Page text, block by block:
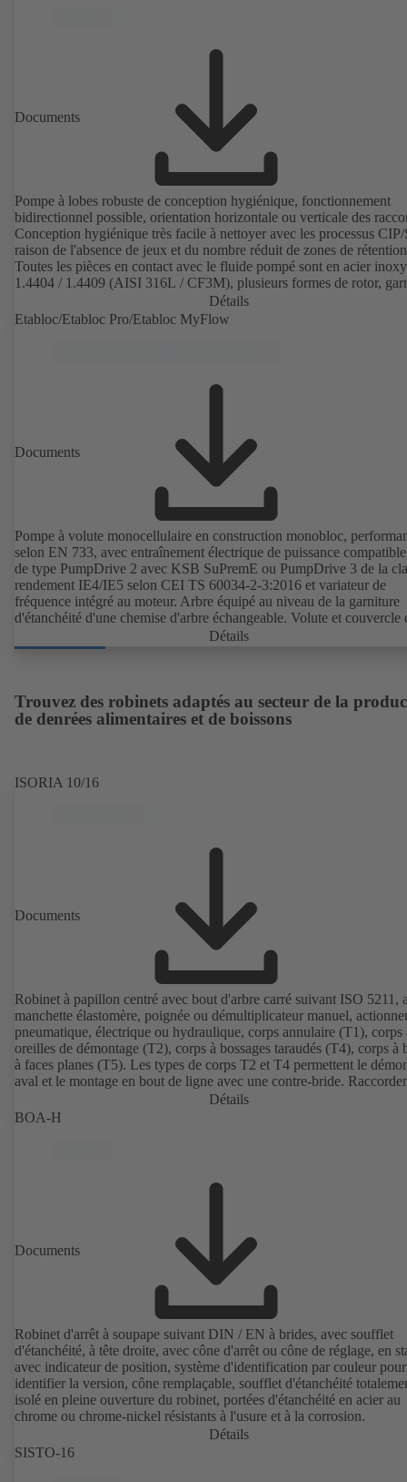
Documents
Pompe à lobes robuste de conception hygiénique, fonctionnement
bidirectionnel possible, orientation horizontale ou verticale des
Conception hygiénique très facile à nettoyer avec les processus CIP/
raison de l'absence de jeux et du nombre réduit de zones de
Toutes les pièces en contact avec le fluide pompé sont en acier
1.4404 / 1.4409 (AISI 316L / CF3M), plusieurs formes de rotor,
d'étanchéité d'arbre et raccords process disponibles. Groupe
avec engrenage et moteur normalisé. Les élastomères de la pompe
conformes aux normes de la FDA et à la norme EN 1935/2004. Les
Détails
Etabloc/Etabloc Pro/Etabloc MyFlow
Documents
Pompe à volute monocellulaire en construction monobloc,
selon EN 733, avec entraînement électrique de puissance
de type PumpDrive 2 avec KSB SuPremE ou PumpDrive 3 de la
rendement IE4/IE5 selon CEI TS 60034-2-3:2016 et variateur de
fréquence intégré au moteur. Arbre équipé au niveau de la garniture
d'étanchéité d'une chemise d'arbre échangeable. Volute et couvercle
corps avec bagues d'usure échangeables. Volute avec pieds de
surmoulés en version B, C et S. Points de fixation selon la norme
des directives ErP.
Détails
Trouvez des robinets adaptés au secteur de la
de denrées alimentaires et de boissons
ISORIA 10/16
Documents
Robinet à papillon centré avec bout d'arbre carré suivant ISO 5211,
manchette élastomère, poignée ou démultiplicateur manuel,
pneumatique, électrique ou hydraulique, corps annulaire (T1), corps
oreilles de démontage (T2), corps à bossages taraudés (T4), corps à
à faces planes (T5). Les types de corps T2 et T4 permettent le
aval et le montage en bout de ligne avec une contre-bride.
Détails
BOA-H
Documents
Robinet d'arrêt à soupape suivant DIN / EN à brides, avec soufflet
d'étanchéité, à tête droite, avec cône d'arrêt ou cône de réglage, en
avec indicateur de position, système d'identification par couleur pour
identifier la version, cône remplaçable, soufflet d'étanchéité
isolé en pleine ouverture du robinet, portées d'étanchéité en acier au
chrome ou chrome-nickel résistants à l'usure et à la corrosion.
Détails
SISTO-16